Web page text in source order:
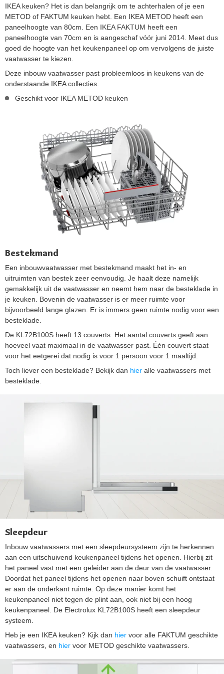
IKEA keuken? Het is dan belangrijk om te achterhalen of je een
METOD of FAKTUM keuken hebt. Een IKEA METOD heeft een
paneelhoogte van 80cm. Een IKEA FAKTUM heeft een
paneelhoogte van 70cm en is aangeschaf vóór juni 2014. Meet dus
goed de hoogte van het keukenpaneel op om vervolgens de juiste
vaatwasser te kiezen.
Deze inbouw vaatwasser past probleemloos in keukens van de
onderstaande IKEA collecties.
Geschikt voor IKEA METOD keuken
Bestekmand
Een inbouwvaatwasser met bestekmand maakt het in- en
uitruimten van bestek zeer eenvoudig. Je haalt deze namelijk
gemakkelijk uit de vaatwasser en neemt hem naar de besteklade in
je keuken. Bovenin de vaatwasser is er meer ruimte voor
bijvoorbeeld lange glazen. Er is immers geen ruimte nodig voor een
besteklade.
De KL72B100S heeft 13 couverts. Het aantal couverts geeft aan
hoeveel vaat maximaal in de vaatwasser past. Één couvert staat
voor het eetgerei dat nodig is voor 1 persoon voor 1 maaltijd.
Toch liever een besteklade? Bekijk dan hier alle vaatwassers met
besteklade.
Sleepdeur
Inbouw vaatwassers met een sleepdeursysteem zijn te herkennen
aan een uitschuivend keukenpaneel tijdens het openen. Hierbij zit
het paneel vast met een geleider aan de deur van de vaatwasser.
Doordat het paneel tijdens het openen naar boven schuift ontstaat
er aan de onderkant ruimte. Op deze manier komt het
keukenpaneel niet tegen de plint aan, ook niet bij een hoog
keukenpaneel. De Electrolux KL72B100S heeft een sleepdeur
systeem.
Heb je een IKEA keuken? Kijk dan hier voor alle FAKTUM geschikte
vaatwassers, en hier voor METOD geschikte vaatwassers.